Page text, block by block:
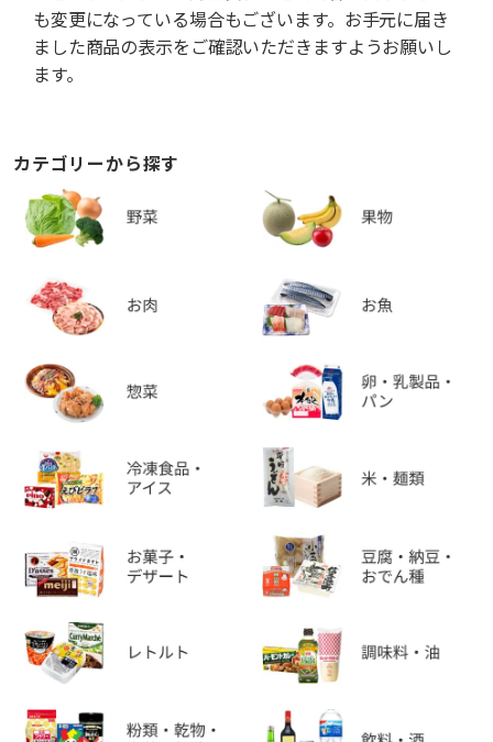
も変更になっている場合もございます。お手元に届き
ました商品の表示をご確認いただきますようお願いし
ます。
カテゴリーから探す